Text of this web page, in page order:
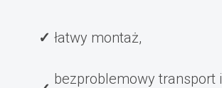
łatwy montaż,
bezproblemowy transport i